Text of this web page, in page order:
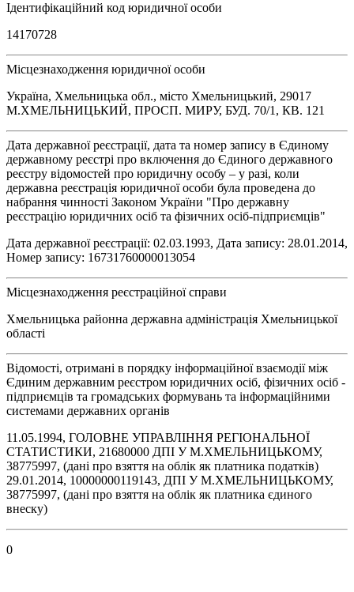
Ідентифікаційний код юридичної особи
14170728
Місцезнаходження юридичної особи
Україна, Хмельницька обл., місто Хмельницький, 29017
М.ХМЕЛЬНИЦЬКИЙ, ПРОСП. МИРУ, БУД. 70/1, КВ. 121
Дата державної реєстрації, дата та номер запису в Єдиному
державному реєстрі про включення до Єдиного державного
реєстру відомостей про юридичну особу – у разі, коли
державна реєстрація юридичної особи була проведена до
набрання чинності Законом України "Про державну
реєстрацію юридичних осіб та фізичних осіб-підприємців"
Дата державної реєстрації: 02.03.1993, Дата запису: 28.01.2014,
Номер запису: 16731760000013054
Місцезнаходження реєстраційної справи
Хмельницька районна державна адміністрація Хмельницької
області
Відомості, отримані в порядку інформаційної взаємодії між
Єдиним державним реєстром юридичних осіб, фізичних осіб -
підприємців та громадських формувань та інформаційними
системами державних органів
11.05.1994, ГОЛОВНЕ УПРАВЛІННЯ РЕГІОНАЛЬНОЇ
СТАТИСТИКИ, 21680000 ДПI У М.ХМЕЛЬНИЦЬКОМУ,
38775997, (дані про взяття на облік як платника податків)
29.01.2014, 10000000119143, ДПI У М.ХМЕЛЬНИЦЬКОМУ,
38775997, (дані про взяття на облік як платника єдиного
внеску)
0